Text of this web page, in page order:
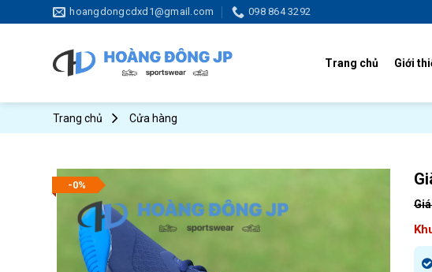
to
hoangdongcdxd1@gmail.com 098 864 3292
Trang chủ Giới
Trang chủ Cửa hàng
-0%
là: